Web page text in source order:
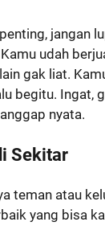
jangan
udah
gak liat.
begitu. Ingat,
nyata.
Sekitar
teman atau
yang bisa